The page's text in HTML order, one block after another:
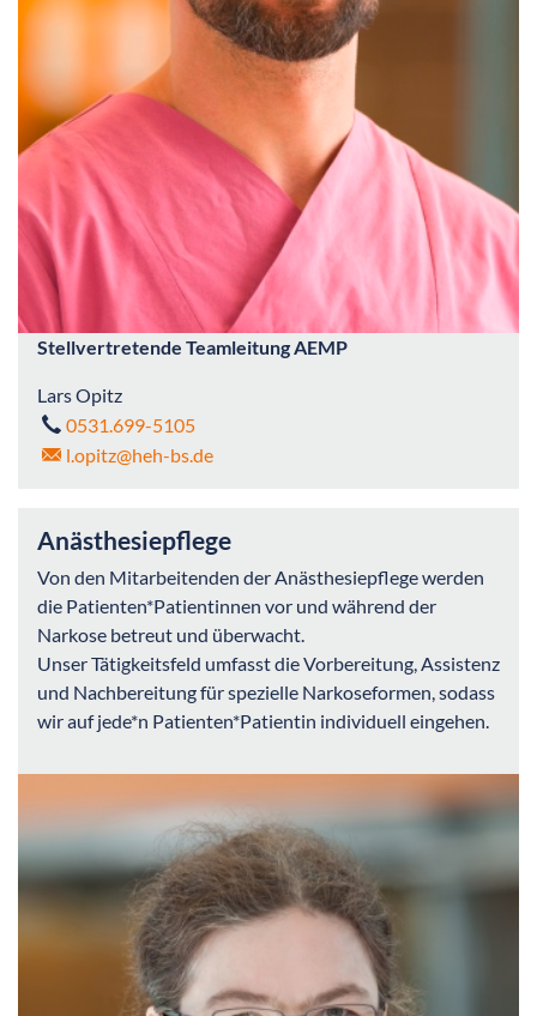
Stellvertretende Teamleitung AEMP
Lars Opitz
0531.699-5105
l.opitz@heh-bs.de
Anästhesiepflege
Von den Mitarbeitenden der Anästhesiepflege werden
die Patienten*Patientinnen vor und während der
Narkose betreut und überwacht.
Unser Tätigkeitsfeld umfasst die Vorbereitung, Assistenz
und Nachbereitung für spezielle Narkoseformen, sodass
wir auf jede*n Patienten*Patientin individuell eingehen.